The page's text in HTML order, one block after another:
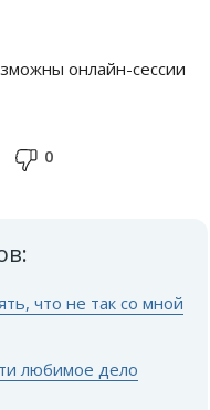
онлайн-сессии
0
что не так со мной
любимое дело